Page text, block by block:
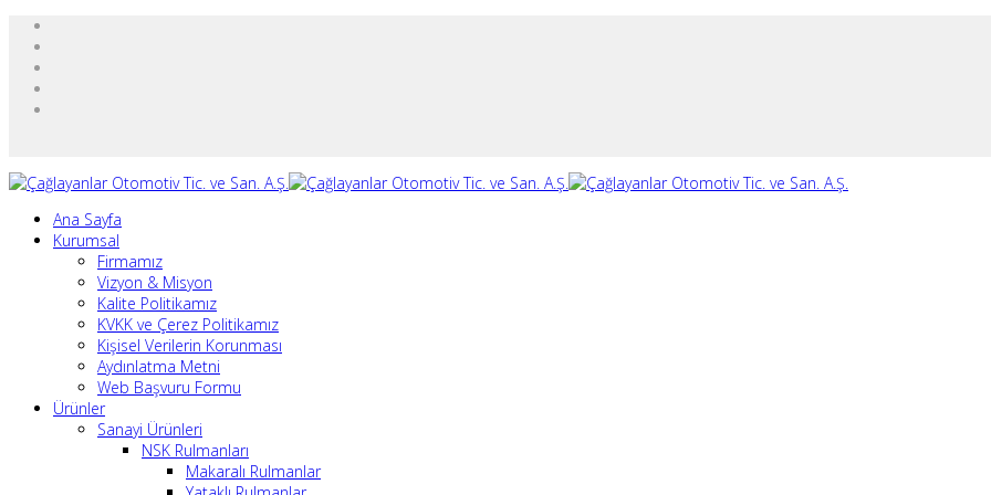
Ana Sayfa
Kurumsal
Firmamız
Vizyon & Misyon
Kalite Politikamız
KVKK ve Çerez Politikamız
Kişisel Verilerin Korunması
Aydınlatma Metni
Web Başvuru Formu
Ürünler
Sanayi Ürünleri
NSK Rulmanları
Makaralı Rulmanlar